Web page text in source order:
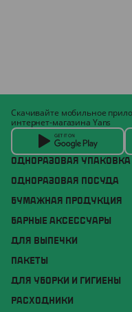
ОДНОРАЗОВАЯ УПАКОВКА
ОДНОРАЗОВАЯ ПОСУДА
БУМАЖНАЯ ПРОДУКЦИЯ
БАРНЫЕ АКСЕССУАРЫ
ДЛЯ ВЫПЕЧКИ
ПАКЕТЫ
ДЛЯ УБОРКИ И ГИГИЕНЫ
РАСХОДНИКИ
Скачивайте мобильное
интернет-магазина Yans